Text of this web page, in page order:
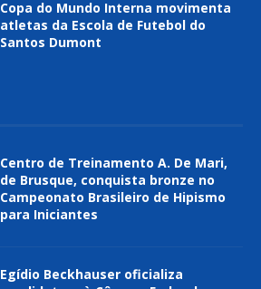
Copa do Mundo Interna movimenta
atletas da Escola de Futebol do
Santos Dumont
Centro de Treinamento A. De Mari,
de Brusque, conquista bronze no
Campeonato Brasileiro de Hipismo
para Iniciantes
Egídio Beckhauser oficializa